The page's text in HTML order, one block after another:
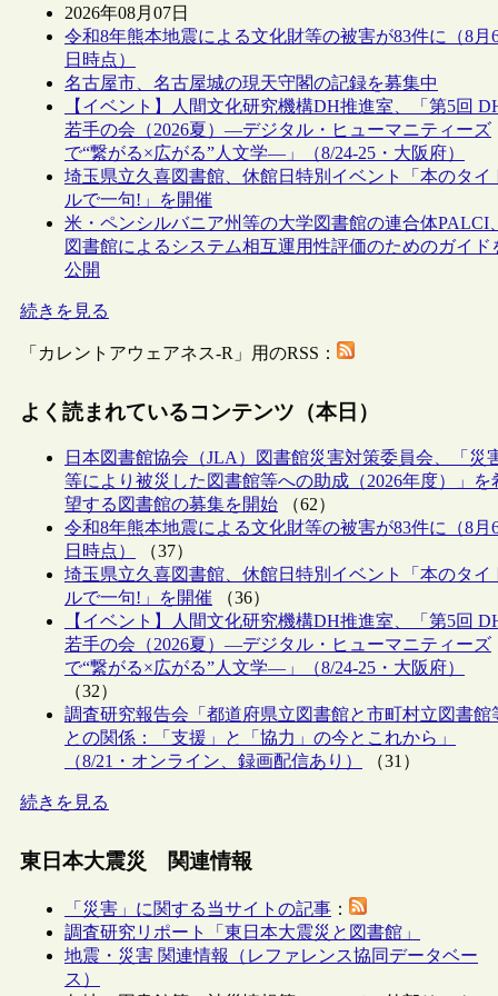
2026年08月07日
令和8年熊本地震による文化財等の被害が83件に（8月
日時点）
名古屋市、名古屋城の現天守閣の記録を募集中
【イベント】人間文化研究機構DH推進室、「第5回
若手の会（2026夏）―デジタル・ヒューマニティーズ
で“繋がる×広がる”人文学―」（8/24-25・大阪府）
埼玉県立久喜図書館、休館日特別イベント「本のタイ
ルで一句!」を開催
米・ペンシルバニア州等の大学図書館の連合体PALCI、
図書館によるシステム相互運用性評価のためのガイド
公開
続きを見る
「カレントアウェアネス-R」用のRSS：
よく読まれているコンテンツ（本日）
日本図書館協会（JLA）図書館災害対策委員会、「災
等により被災した図書館等への助成（2026年度）」を
望する図書館の募集を開始 （62）
令和8年熊本地震による文化財等の被害が83件に（8月
日時点）
（37）
埼玉県立久喜図書館、休館日特別イベント「本のタイ
ルで一句!」を開催 （36）
【イベント】人間文化研究機構DH推進室、「第5回
若手の会（2026夏）―デジタル・ヒューマニティーズ
で“繋がる×広がる”人文学―」（8/24-25・大阪府）
（32）
調査研究報告会「都道府県立図書館と市町村立図書館
との関係：「支援」と「協力」の今とこれから」
（8/21・オンライン、録画配信あり）
（31）
続きを見る
東日本大震災 関連情報
「災害」に関する当サイトの記事 ：
調査研究リポート「東日本大震災と図書館」
地震・災害 関連情報（レファレンス協同データベー
ス）